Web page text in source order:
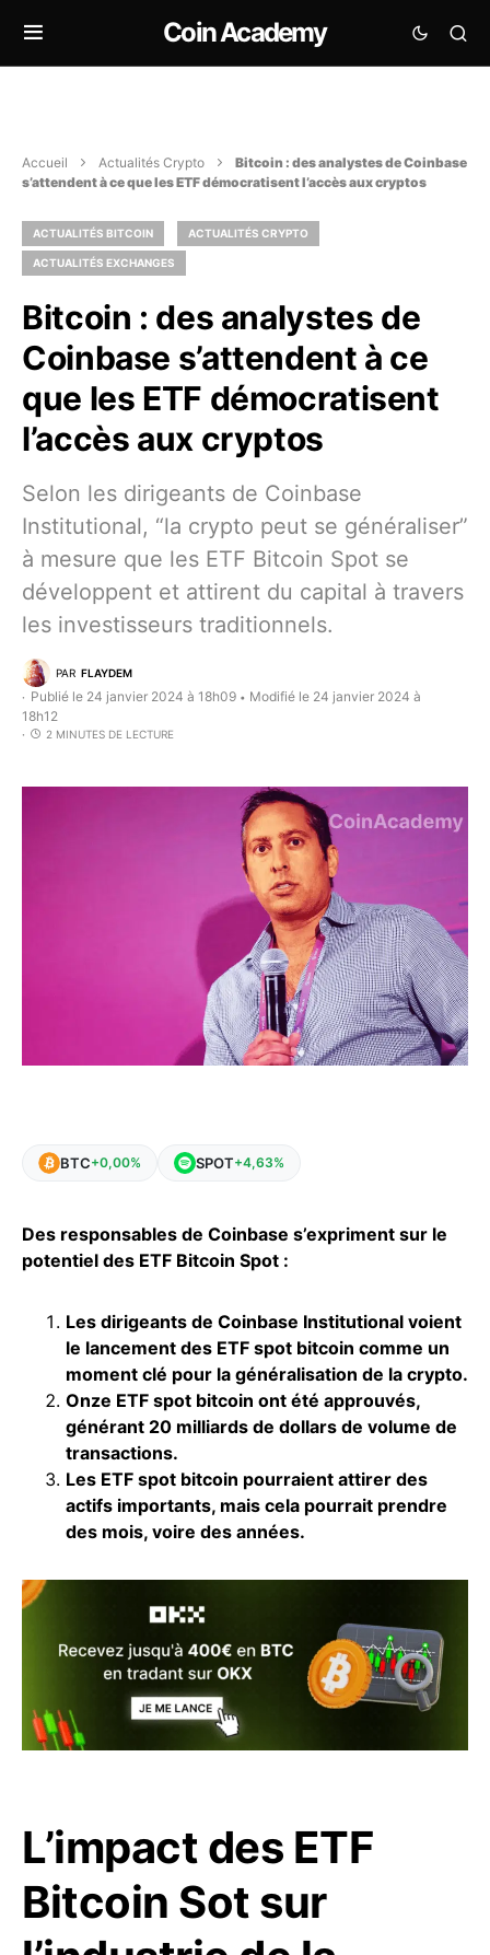
Coin Academy
Accueil Actualités Crypto
Bitcoin : des analystes de Coinbase
s’attendent à ce que les ETF démocratisent l’accès aux cryptos
ACTUALITÉS BITCOIN ACTUALITÉS CRYPTO
ACTUALITÉS EXCHANGES
Bitcoin : des analystes de
Coinbase s’attendent à ce
que les ETF démocratisent
l’accès aux cryptos
Selon les dirigeants de Coinbase
Institutional, “la crypto peut se généraliser”
à mesure que les ETF Bitcoin Spot se
développent et attirent du capital à travers
les investisseurs traditionnels.
PAR FLAYDEM
Publié le 24 janvier 2024 à 18h09 • Modifié le 24 janvier 2024 à
18h12
2 MINUTES DE LECTURE
BTC+0,00% SPOT+4,63%
Des responsables de Coinbase s’expriment sur le
potentiel des ETF Bitcoin Spot :
Les dirigeants de Coinbase Institutional voient
le lancement des ETF spot bitcoin comme un
moment clé pour la généralisation de la crypto.
Onze ETF spot bitcoin ont été approuvés,
générant 20 milliards de dollars de volume de
transactions.
Les ETF spot bitcoin pourraient attirer des
actifs importants, mais cela pourrait prendre
des mois, voire des années.
L’impact des ETF
Bitcoin Sot sur